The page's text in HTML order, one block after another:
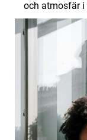
och atmosfär i